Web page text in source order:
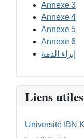
Annexe 3
Annexe 4
Annexe 5
Annexe 6
إبراء الذمة
Liens utiles
Université IBN